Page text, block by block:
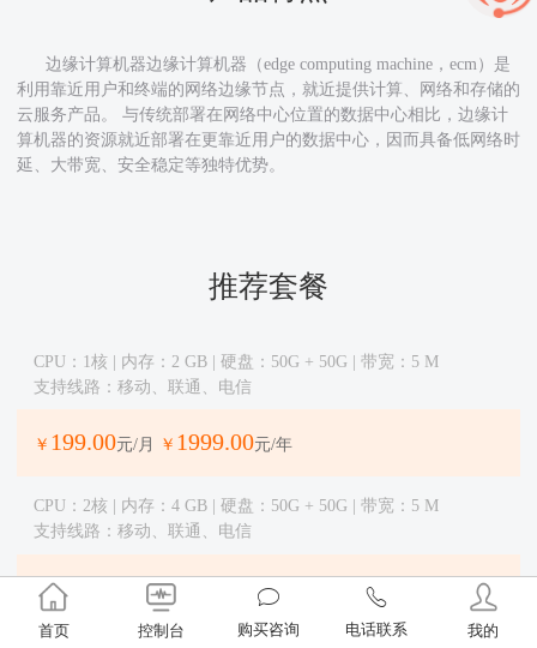
边缘计算机器边缘计算机器（edge computing machine，ecm）是
利用靠近用户和终端的网络边缘节点，就近提供计算、网络和存储的
云服务产品。 与传统部署在网络中心位置的数据中心相比，边缘计
算机器的资源就近部署在更靠近用户的数据中心，因而具备低网络时
延、大带宽、安全稳定等独特优势。
推荐套餐
CPU：1核 | 内存：2 GB | 硬盘：50G + 50G | 带宽：5 M
支持线路：移动、联通、电信
￥ 199.00元/月 ￥ 1999.00元/年
CPU：2核 | 内存：4 GB | 硬盘：50G + 50G | 带宽：5 M
支持线路：移动、联通、电信
￥399.00 元/月 ￥ 元/年
首页 控制台 购买咨询 电话联系 我的